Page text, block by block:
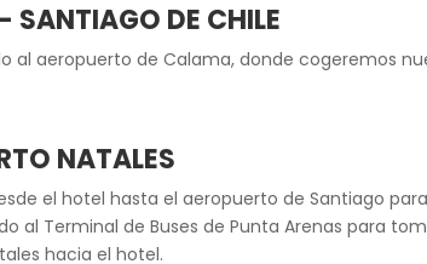
SANTIAGO DE CHILE
al aeropuerto de Calama, donde cogeremos
NATALES
el hotel hasta el aeropuerto de Santiago
al Terminal de Buses de Punta Arenas para
hacia el hotel.